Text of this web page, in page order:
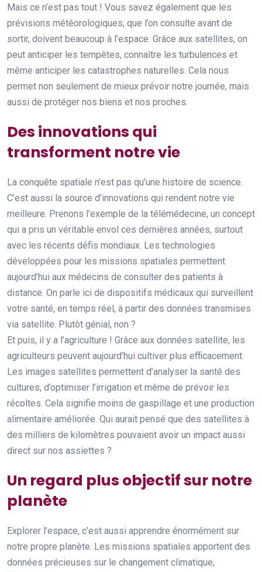
Mais ce n’est pas tout ! Vous savez également que les
prévisions météorologiques, que l’on consulte avant de
sortir, doivent beaucoup à l’espace. Grâce aux satellites, on
peut anticiper les tempêtes, connaître les turbulences et
même anticiper les catastrophes naturelles. Cela nous
permet non seulement de mieux prévoir notre journée, mais
aussi de protéger nos biens et nos proches.
Des innovations qui
transforment notre vie
La conquête spatiale n’est pas qu’une histoire de science.
C’est aussi la source d’innovations qui rendent notre vie
meilleure. Prenons l’exemple de la télémédecine, un concept
qui a pris un véritable envol ces dernières années, surtout
avec les récents défis mondiaux. Les technologies
développées pour les missions spatiales permettent
aujourd’hui aux médecins de consulter des patients à
distance. On parle ici de dispositifs médicaux qui surveillent
votre santé, en temps réel, à partir des données transmises
via satellite. Plutôt génial, non ?
Et puis, il y a l’agriculture ! Grâce aux données satellite, les
agriculteurs peuvent aujourd’hui cultiver plus efficacement.
Les images satellites permettent d’analyser la santé des
cultures, d’optimiser l’irrigation et même de prévoir les
récoltes. Cela signifie moins de gaspillage et une production
alimentaire améliorée. Qui aurait pensé que des satellites à
des milliers de kilomètres pouvaient avoir un impact aussi
direct sur nos assiettes ?
Un regard plus objectif sur notre
planète
Explorer l’espace, c’est aussi apprendre énormément sur
notre propre planète. Les missions spatiales apportent des
données précieuses sur le changement climatique,